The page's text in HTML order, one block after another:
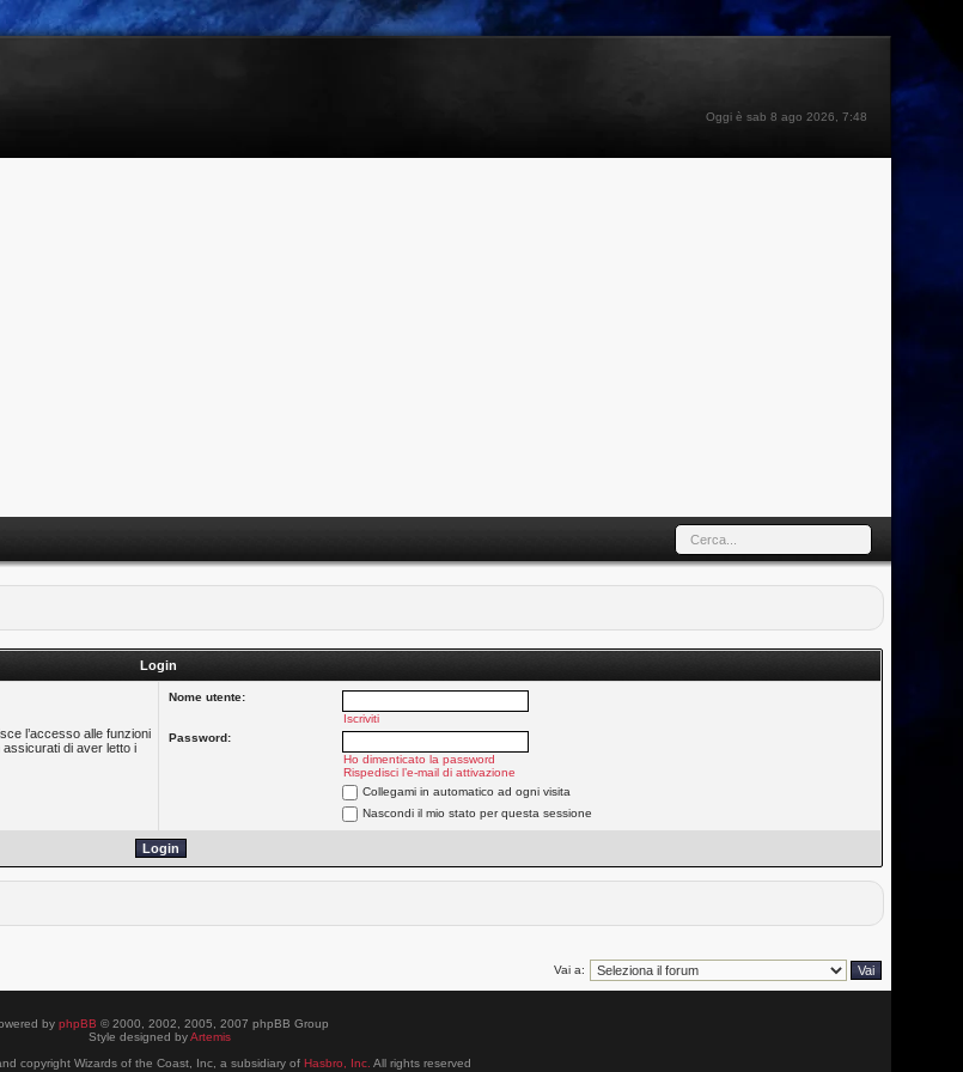
Oggi è sab 8 ago 2026, 7:48
Login
l’accesso alle funzioni
assicurati di aver letto i
Nome utente:
Iscriviti
Password:
Ho dimenticato la password
Rispedisci l’e-mail di attivazione
Collegami in automatico ad ogni visita
Nascondi il mio stato per questa sessione
Vai a:
by phpBB © 2000, 2002, 2005, 2007 phpBB Group
Style designed byArtemis
copyright Wizards of the Coast, Inc, a subsidiary of Hasbro, Inc. All rights reserved